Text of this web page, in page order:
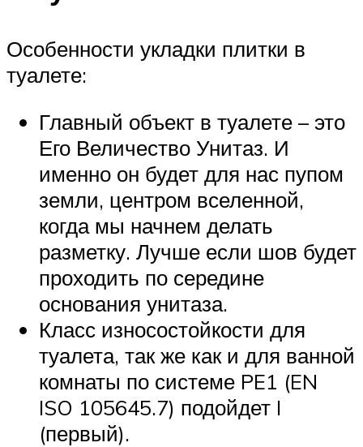
Особенности укладки плитки в
туалете:
Главный объект в туалете – это
Его Величество Унитаз. И
именно он будет для нас пупом
земли, центром вселенной,
когда мы начнем делать
разметку. Лучше если шов будет
проходить по середине
основания унитаза.
Класс износостойкости для
туалета, так же как и для ванной
комнаты по системе PE1 (EN
ISO 105645.7) подойдет I
(первый).